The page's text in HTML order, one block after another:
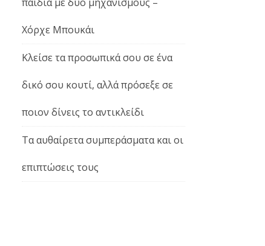
Χόρχε Μπουκάι
Κλείσε τα προσωπικά σου σε ένα
δικό σου κουτί, αλλά πρόσεξε σε
ποιον δίνεις το αντικλείδι
Τα αυθαίρετα συμπεράσματα και οι
επιπτώσεις τους